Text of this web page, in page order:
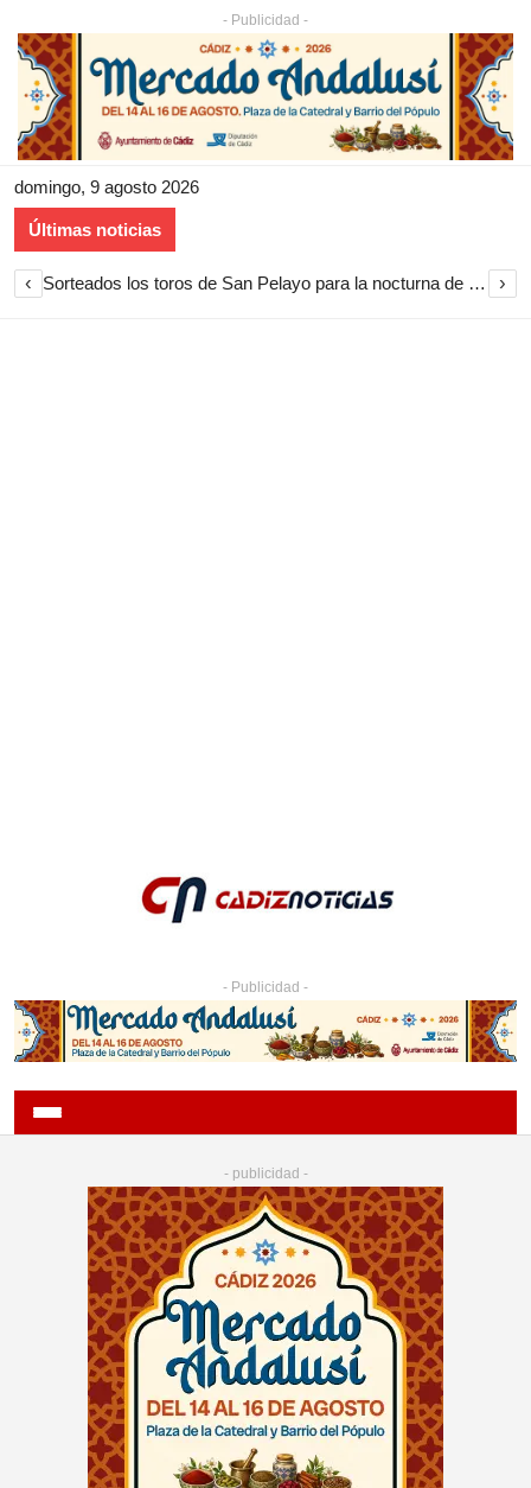
- Publicidad -
domingo, 9 agosto 2026
Últimas noticias
‹ Sorteados los toros de San Pelayo para la nocturna de rejones en El Puerto de Santa María ›
- Publicidad -
- publicidad -